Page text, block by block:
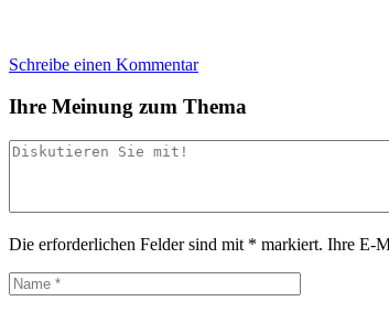
Schreibe einen Kommentar
Ihre Meinung zum Thema
Die erforderlichen Felder sind mit * markiert. Ihre E-